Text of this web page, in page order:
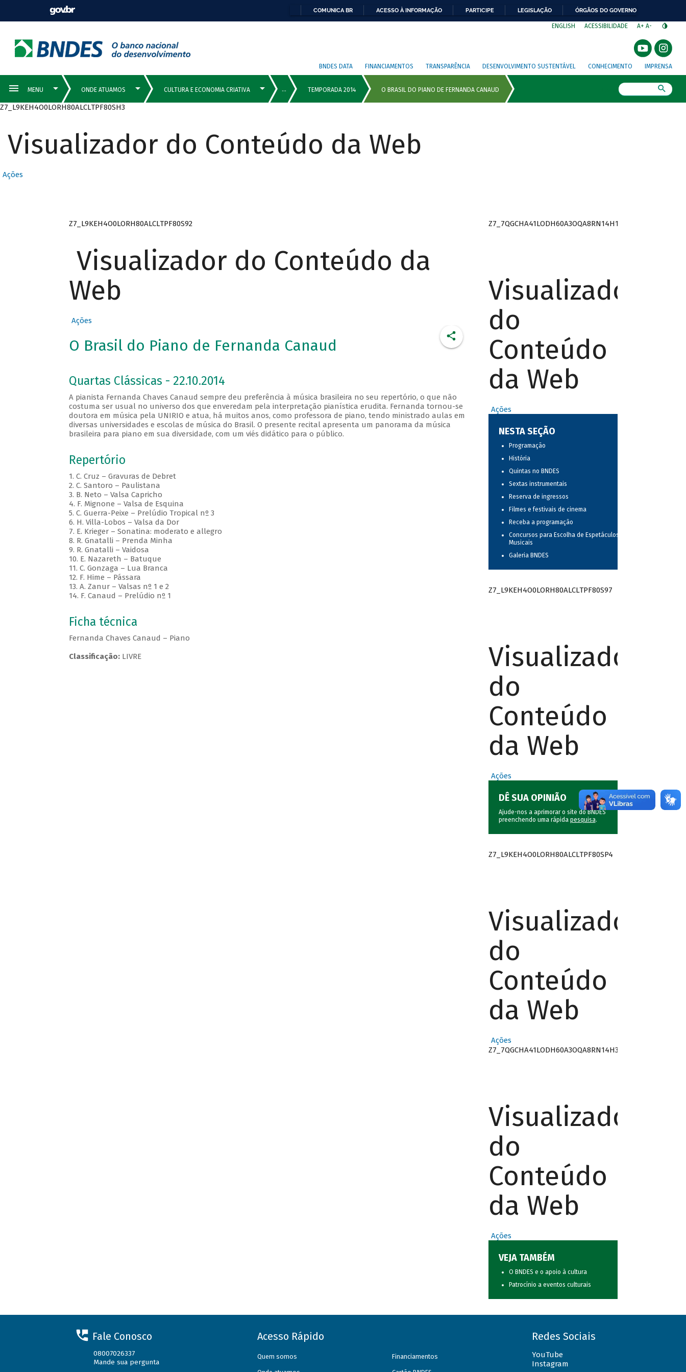
COMUNICA BR ACESSO À INFORMAÇÃO PARTICIPE LEGISLAÇÃO ÓRGÃOS DO GOVERNO
ENGLISH ACESSIBILIDADE A+ A-
BNDES DATA FINANCIAMENTOS TRANSPARÊNCIA DESENVOLVIMENTO SUSTENTÁVEL CONHECIMENTO IMPRENSA
Z7_L9KEH4O0LORH80ALCLTPF80SH3
Visualizador do Conteúdo da Web
Ações
Z7_L9KEH4O0LORH80ALCLTPF80S92
Visualizador do Conteúdo da
Web
Ações
O Brasil do Piano de Fernanda Canaud
Quartas Clássicas - 22.10.2014
A pianista Fernanda Chaves Canaud sempre deu preferência à música brasileira no seu repertório, o que não
costuma ser usual no universo dos que enveredam pela interpretação pianística erudita. Fernanda tornou-se
doutora em música pela UNIRIO e atua, há muitos anos, como professora de piano, tendo ministrado aulas em
diversas universidades e escolas de música do Brasil. O presente recital apresenta um panorama da música
brasileira para piano em sua diversidade, com um viés didático para o público.
Repertório
1. C. Cruz – Gravuras de Debret
2. C. Santoro – Paulistana
3. B. Neto – Valsa Capricho
4. F. Mignone – Valsa de Esquina
5. C. Guerra-Peixe – Prelúdio Tropical nº 3
6. H. Villa-Lobos – Valsa da Dor
7. E. Krieger – Sonatina: moderato e allegro
8. R. Gnatalli – Prenda Minha
9. R. Gnatalli – Vaidosa
10. E. Nazareth – Batuque
11. C. Gonzaga – Lua Branca
12. F. Hime – Pássara
13. A. Zanur – Valsas nº 1 e 2
14. F. Canaud – Prelúdio nº 1
Ficha técnica
Fernanda Chaves Canaud – Piano
Classificação:LIVRE
Z7_7QGCHA41LODH60A3OQA8RN14H1
Visualizador
do
Conteúdo
da Web
Ações
NESTA SEÇÃO
Programação
História
Quintas no BNDES
Sextas instrumentais
Reserva de ingressos
Filmes e festivais de cinema
Receba a programação
Concursos para Escolha de Espetáculos
Musicais
Galeria BNDES
Z7_L9KEH4O0LORH80ALCLTPF80S97
Visualizador
do
Conteúdo
da Web
Ações
DÊ SUA OPINIÃO
Ajude-nos a aprimorar o site do BNDES
preenchendo uma rápida pesquisa.
Z7_L9KEH4O0LORH80ALCLTPF80SP4
Visualizador
do
Conteúdo
da Web
Ações
Z7_7QGCHA41LODH60A3OQA8RN14H3
Visualizador
do
Conteúdo
da Web
Ações
VEJA TAMBÉM
O BNDES e o apoio à cultura
Patrocínio a eventos culturais
Fale Conosco
08007026337
Mande sua pergunta
Acesso Rápido
Quem somos Financiamentos
Redes Sociais
YouTube
Instagram